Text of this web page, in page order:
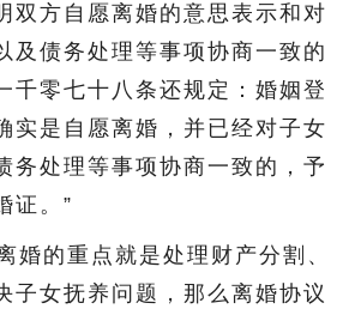
双方自愿离婚的意思表示和对
及债务处理等事项协商一致的
千零七十八条还规定：婚姻登
实是自愿离婚，并已经对子女
务处理等事项协商一致的，予
证。”
婚的重点就是处理财产分割、
子女抚养问题，那么离婚协议